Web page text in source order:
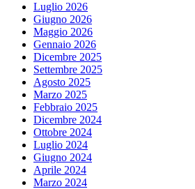
Luglio 2026
Giugno 2026
Maggio 2026
Gennaio 2026
Dicembre 2025
Settembre 2025
Agosto 2025
Marzo 2025
Febbraio 2025
Dicembre 2024
Ottobre 2024
Luglio 2024
Giugno 2024
Aprile 2024
Marzo 2024